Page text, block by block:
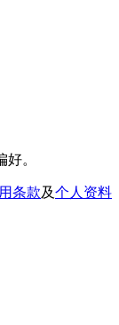
。
条款及个人资料